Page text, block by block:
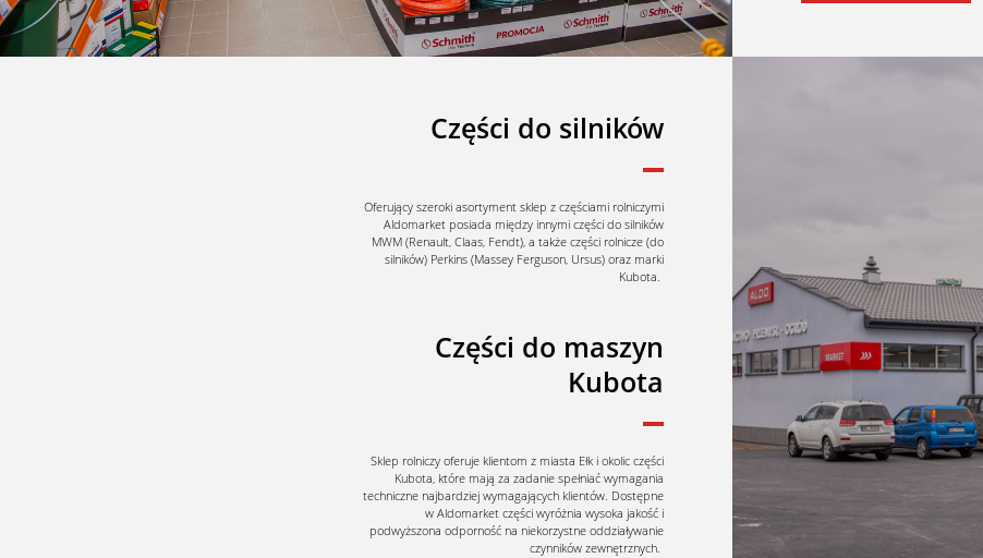
Części do silników
Oferujący szeroki asortyment sklep z częściami rolniczymi
Aldomarket posiada między innymi części do silników
MWM (Renault, Claas, Fendt), a także części rolnicze (do
silników) Perkins (Massey Ferguson, Ursus) oraz marki
Kubota.
Części do maszyn
Kubota
Sklep rolniczy oferuje klientom z miasta Ełk i okolic części
Kubota, które mają za zadanie spełniać wymagania
techniczne najbardziej wymagających klientów. Dostępne
w Aldomarket części wyróżnia wysoka jakość i
podwyższona odporność na niekorzystne oddziaływanie
czynników zewnętrznych.